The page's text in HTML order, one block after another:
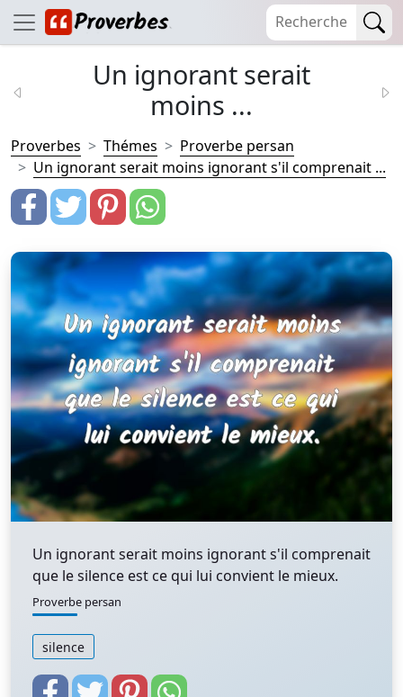
Un ignorant serait
moins ...
Proverbes Thémes
Proverbe persan
Un ignorant serait moins ignorant s'il comprenait ...
Un ignorant serait moins ignorant s'il comprenait
que le silence est ce qui lui convient le mieux.
Proverbe persan
silence